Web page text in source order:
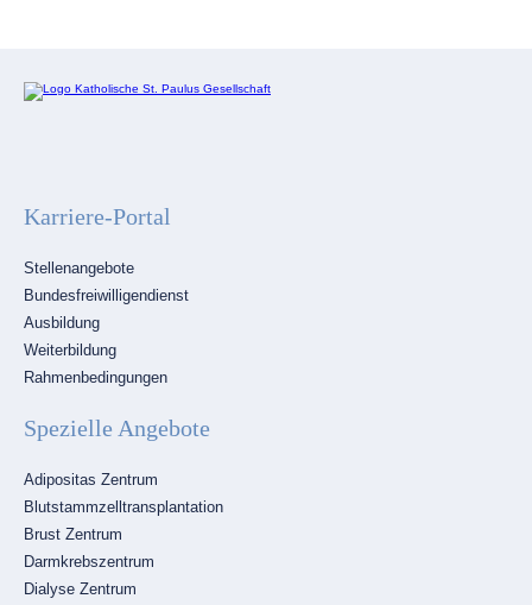
Karriere-Portal
Navigation
überspringen
Stellenangebote
Bundesfreiwilligendienst
Ausbildung
Weiterbildung
Rahmenbedingungen
Spezielle Angebote
Navigation
überspringen
Adipositas Zentrum
Blutstammzelltransplantation
Brust Zentrum
Darmkrebszentrum
Dialyse Zentrum